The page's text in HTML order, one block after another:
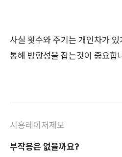
사실 횟수와 주기는 개인차가
통해 방향성을 잡는것이 중요합
시흥레이저제모
부작용은 없을까요?